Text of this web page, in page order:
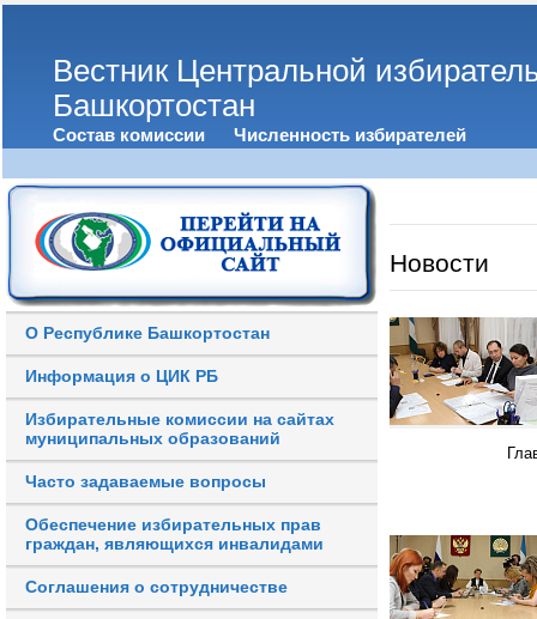
Вестник Центральной
Башкортостан
Состав комиссии Численность избирателей
О Республике Башкортостан
Информация о ЦИК РБ
Избирательные комиссии на сайтах
муниципальных образований
Часто задаваемые вопросы
Обеспечение избирательных прав
граждан, являющихся инвалидами
Соглашения о сотрудничестве
Новости